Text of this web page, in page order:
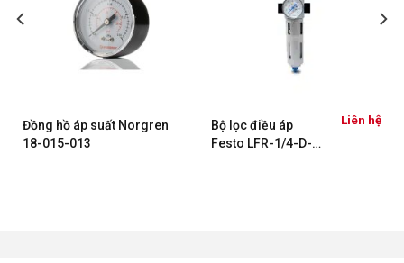
Đồng hồ áp suất Norgren
18-015-013
Bộ lọc điều áp
Festo LFR-1/4-D-
Liên hệ